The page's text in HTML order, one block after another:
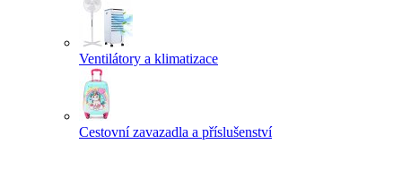
Ventilátory a klimatizace
Cestovní zavazadla a příslušenství